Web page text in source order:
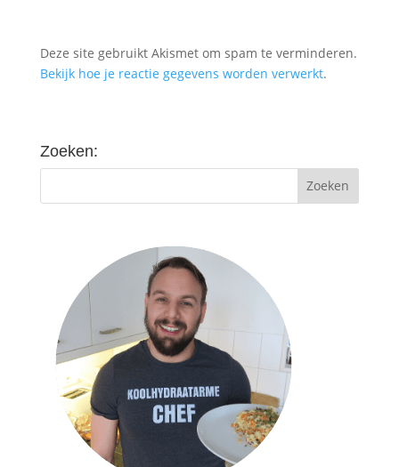
Deze site gebruikt Akismet om spam te verminderen.
Bekijk hoe je reactie gegevens worden verwerkt.
Zoeken: